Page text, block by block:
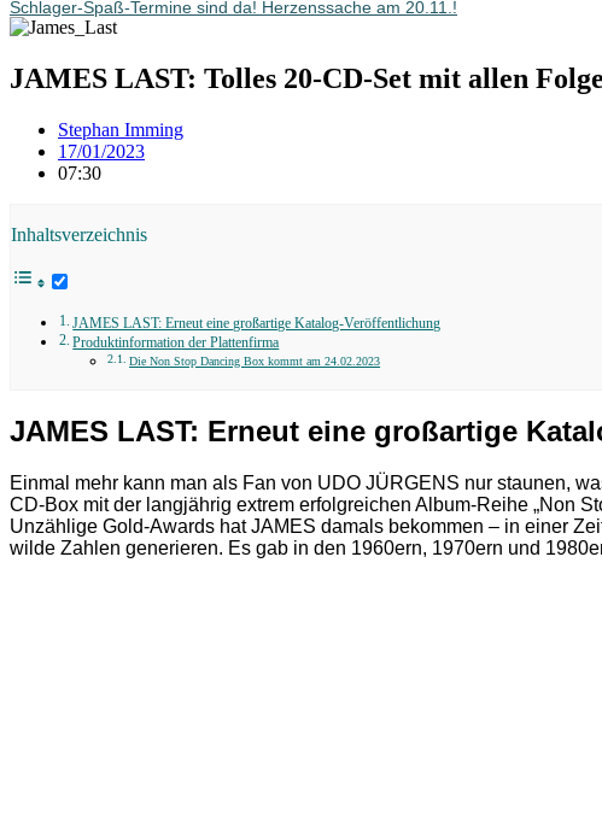
Schlager-Spaß-Termine sind da! Herzenssache am 20.11.!
JAMES LAST: Tolles 20-CD-Set mit allen
Stephan Imming
17/01/2023
07:30
Inhaltsverzeichnis
JAMES LAST: Erneut eine großartige Katalog-Veröffentlichung
Produktinformation der Plattenfirma
Die Non Stop Dancing Box kommt am 24.02.2023
JAMES LAST: Erneut eine großartige
Einmal mehr kann man als Fan von UDO JÜRGENS nur staunen,
CD-Box mit der langjährig extrem erfolgreichen Album-Reihe „Non
Unzählige Gold-Awards hat JAMES damals bekommen – in einer
wilde Zahlen generieren. Es gab in den 1960ern, 1970ern und